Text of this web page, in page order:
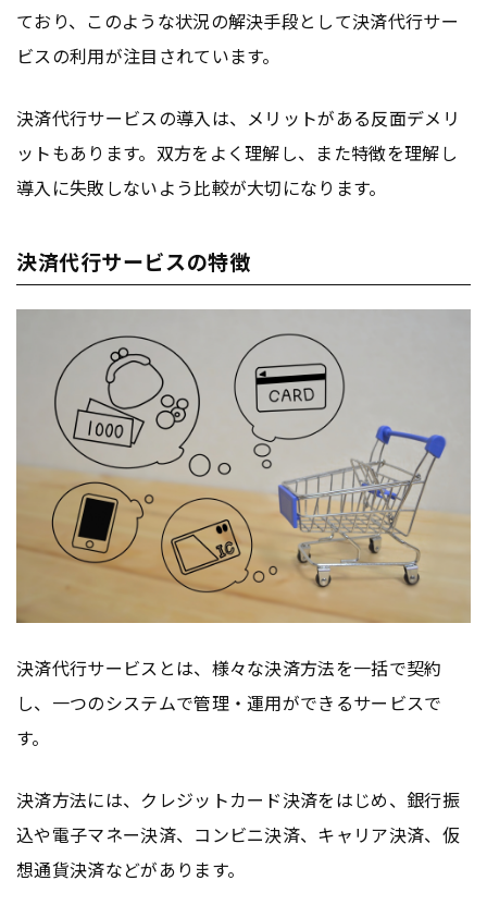
ており、このような状況の解決手段として決済代行サー
ビスの利用が注目されています。
決済代行サービスの導入は、メリットがある反面デメリ
ットもあります。双方をよく理解し、また特徴を理解し
導入に失敗しないよう比較が大切になります。
決済代行サービスの特徴
決済代行サービスとは、様々な決済方法を一括で契約
し、一つのシステムで管理・運用ができるサービスで
す。
決済方法には、クレジットカード決済をはじめ、銀行振
込や電子マネー決済、コンビニ決済、キャリア決済、仮
想通貨決済などがあります。